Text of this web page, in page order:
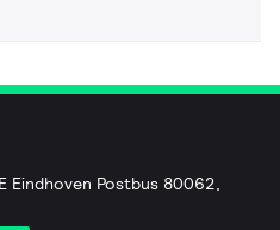
Eindhoven Postbus 80062,